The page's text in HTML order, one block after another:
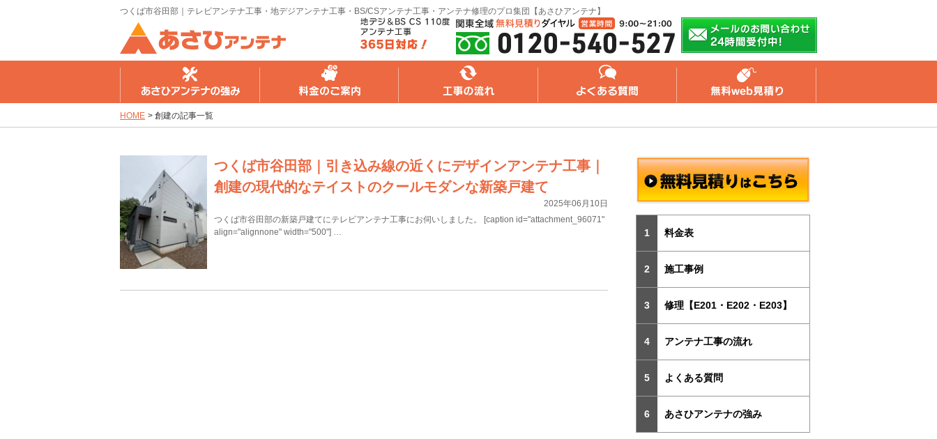
つくば市谷田部｜テレビアンテナ工事・地デジアンテナ工事・BS/CSアンテナ工事・アンテナ修理のプロ集団【あさひアンテナ】
料金のご案内 工事の流れ よくある質問 無料web見積り
HOME > 創建の記事一覧
つくば市谷田部｜引き込み線の近くにデザインアンテナ工事｜
創建の現代的なテイストのクールモダンな新築戸建て
2025年06月10日
つくば市谷田部の新築戸建てにテレビアンテナ工事にお伺いしました。 [caption id="attachment_96071"
align="alignnone" width="500"] …
料金表
施工事例
修理【E201・E202・E203】
アンテナ工事の流れ
よくある質問
あさひアンテナの強み